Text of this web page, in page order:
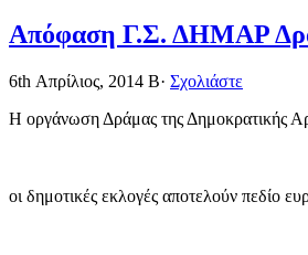
Απόφαση Γ.Σ. ΔΗΜΑΡ
6th Απρίλιος, 2014 Β· Σχολιάστε
Η οργάνωση Δράμας της Δημοκρατικής
οι δημοτικές εκλογές αποτελούν πεδίο